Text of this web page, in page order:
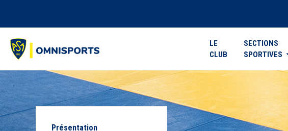
LE
CLUB
SECTIONS
SPORTIVES
Présentation